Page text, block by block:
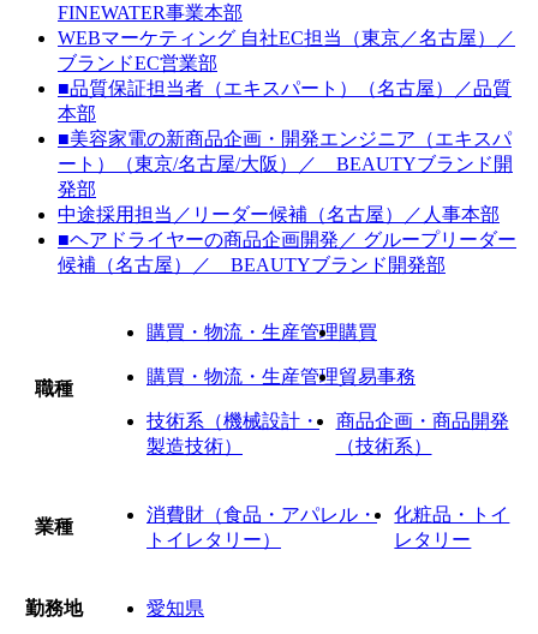
FINEWATER事業本部
WEBマーケティング 自社EC担当（東京／名古屋）／
ブランドEC営業部
■品質保証担当者（エキスパート）（名古屋）／品質
本部
■美容家電の新商品企画・開発エンジニア（エキスパ
ート）（東京/名古屋/大阪）／ BEAUTYブランド開
発部
中途採用担当／リーダー候補（名古屋）／人事本部
■ヘアドライヤーの商品企画開発／ グループリーダー
候補（名古屋）／ BEAUTYブランド開発部
職種
購買・物流・生産管理購買
購買・物流・生産管理貿易事務
技術系（機械設計・
製造技術）
商品企画・商品開発
（技術系）
業種
消費財（食品・アパレル・
トイレタリー）
化粧品・トイ
レタリー
勤務地 愛知県